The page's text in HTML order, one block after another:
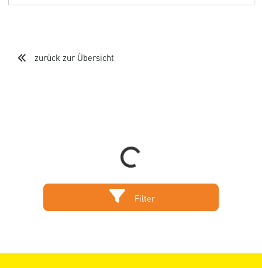
zurück zur Übersicht
Loading...
Filter